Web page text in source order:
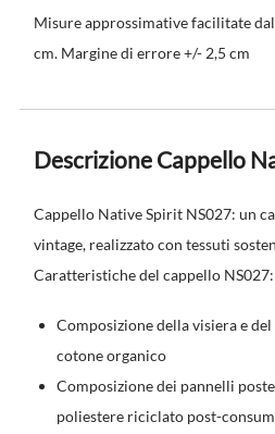
Misure approssimative facilitate
cm. Margine di errore +/- 2,5 cm
Descrizione Cappello
Cappello Native Spirit NS027: un
vintage, realizzato con tessuti
Caratteristiche del cappello NS027:
Composizione della visiera e
cotone organico
Composizione dei pannelli
poliestere riciclato post-